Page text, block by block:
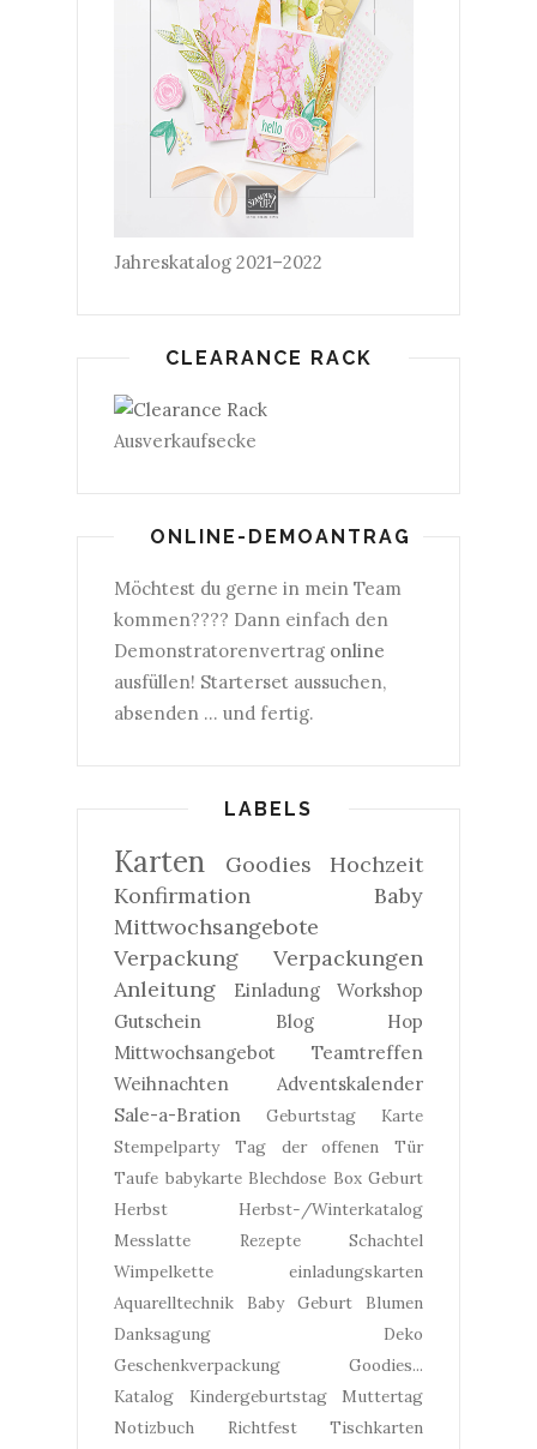
Jahreskatalog 2021–2022
CLEARANCE RACK
Ausverkaufsecke
ONLINE-DEMOANTRAG
Möchtest du gerne in mein Team
kommen???? Dann einfach den
Demonstratorenvertrag online
ausfüllen! Starterset aussuchen,
absenden ... und fertig.
LABELS
Karten Goodies
Hochzeit
Konfirmation
Baby
Mittwochsangebote
Verpackung
Verpackungen
Anleitung
Einladung
Workshop
Gutschein
Blog Hop
Mittwochsangebot
Teamtreffen
Weihnachten
Adventskalender
Sale-a-Bration
Geburtstag
Karte
Stempelparty
Tag der offenen Tür
Taufe babykarte Blechdose Box Geburt
Herbst
Herbst-/Winterkatalog
Messlatte
Rezepte
Schachtel
Wimpelkette
einladungskarten
Aquarelltechnik
Baby Geburt
Blumen
Danksagung
Deko
Geschenkverpackung
Goodies...
Katalog
Kindergeburtstag
Muttertag
Notizbuch
Richtfest Tischkarten